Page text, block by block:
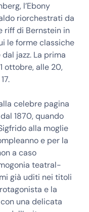
l’Ebony
riorchestrati da
riff di Bernstein in
le forme classiche
jazz. La prima
ottobre, alle 20,
celebre pagina
1870, quando
alla moglie
e per la
a caso
teatral-
già uditi nei titoli
e la
una delicata